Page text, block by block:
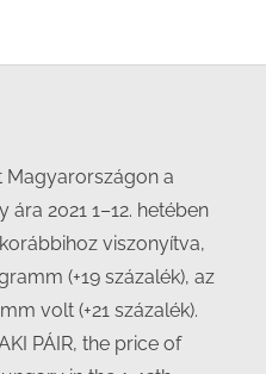
Magyarországon a
2021 1–12. hetében
viszonyítva,
(+19 százalék), az
volt (+21 százalék).
PÁIR, the price of